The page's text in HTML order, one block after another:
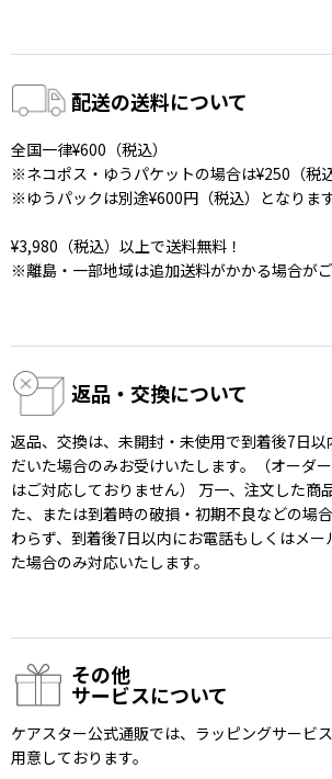
配送の送料について
全国一律¥600（税込）
※ネコポス・ゆうパケットの場合は¥250（税
※ゆうパックは別途¥600円（税込）となります
¥3,980（税込）以上で送料無料！
※離島・一部地域は追加送料がかかる場合がご
返品・交換について
返品、交換は、未開封・未使用で到着後7日
だいた場合のみお受けいたします。（オーダ
はご対応しておりません） 万一、注文した商
た、または到着時の破損・初期不良などの場
わらず、到着後7日以内にお電話もしくはメ
た場合のみ対応いたします。
その他
サービスについて
ケアスター公式通販では、ラッピングサービ
用意しております。